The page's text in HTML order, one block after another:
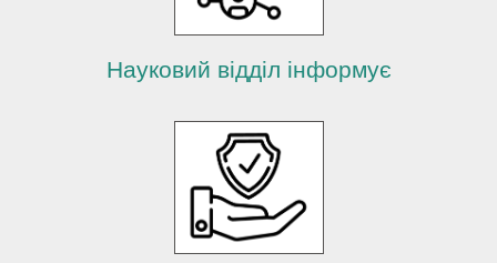
Науковий відділ інформує